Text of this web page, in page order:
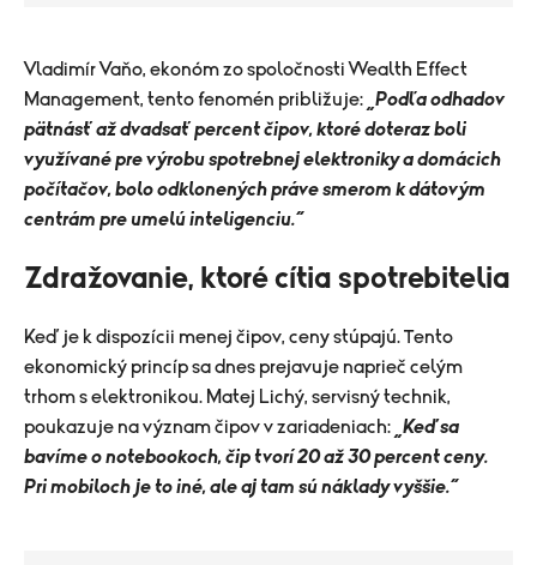
Vladimír Vaňo, ekonóm zo spoločnosti Wealth Effect
Management, tento fenomén približuje: „Podľa odhadov
pätnásť až dvadsať percent čipov, ktoré doteraz boli
využívané pre výrobu spotrebnej elektroniky a domácich
počítačov, bolo odklonených práve smerom k dátovým
centrám pre umelú inteligenciu.“
Zdražovanie, ktoré cítia spotrebitelia
Keď je k dispozícii menej čipov, ceny stúpajú. Tento
ekonomický princíp sa dnes prejavuje naprieč celým
trhom s elektronikou. Matej Lichý, servisný technik,
poukazuje na význam čipov v zariadeniach:
„Keď sa
bavíme o notebookoch, čip tvorí 20 až 30 percent ceny.
Pri mobiloch je to iné, ale aj tam sú náklady vyššie.“